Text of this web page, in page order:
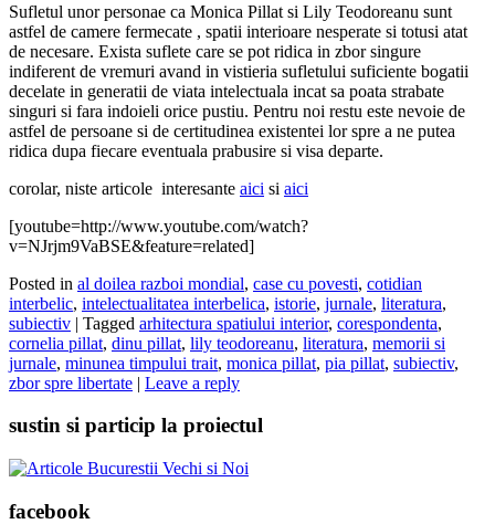
Sufletul unor personae ca Monica Pillat si Lily Teodoreanu sunt
astfel de camere fermecate , spatii interioare nesperate si totusi atat
de necesare. Exista suflete care se pot ridica in zbor singure
indiferent de vremuri avand in vistieria sufletului suficiente bogatii
decelate in generatii de viata intelectuala incat sa poata strabate
singuri si fara indoieli orice pustiu. Pentru noi restu este nevoie de
astfel de persoane si de certitudinea existentei lor spre a ne putea
ridica dupa fiecare eventuala prabusire si visa departe.
corolar, niste articole interesante aici si aici
[youtube=http://www.youtube.com/watch?
v=NJrjm9VaBSE&feature=related]
Posted in al doilea razboi mondial, case cu povesti, cotidian
interbelic, intelectualitatea interbelica, istorie, jurnale, literatura,
subiectiv | Tagged arhitectura spatiului interior, corespondenta,
cornelia pillat, dinu pillat, lily teodoreanu, literatura, memorii si
jurnale, minunea timpului trait, monica pillat, pia pillat, subiectiv,
zbor spre libertate | Leave a reply
sustin si particip la proiectul
facebook